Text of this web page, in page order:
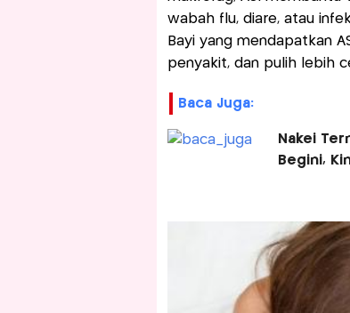
wabah flu, diare, atau
Bayi yang mendapatkan
penyakit, dan pulih lebih
Baca Juga:
Nakei
Begini,